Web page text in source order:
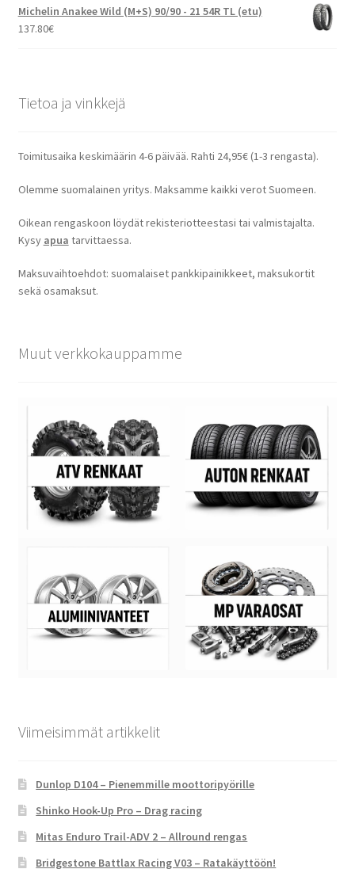
Michelin Anakee Wild (M+S) 90/90 - 21 54R TL (etu)
137.80€
Tietoa ja vinkkejä
Toimitusaika keskimäärin 4-6 päivää. Rahti 24,95€ (1-3 rengasta).
Olemme suomalainen yritys. Maksamme kaikki verot Suomeen.
Oikean rengaskoon löydät rekisteriotteestasi tai valmistajalta.
Kysy apua tarvittaessa.
Maksuvaihtoehdot: suomalaiset pankkipainikkeet, maksukortit
sekä osamaksut.
Muut verkkokauppamme
Viimeisimmät artikkelit
Dunlop D104 – Pienemmille moottoripyörille
Shinko Hook-Up Pro – Drag racing
Mitas Enduro Trail-ADV 2 – Allround rengas
Bridgestone Battlax Racing V03 – Ratakäyttöön!